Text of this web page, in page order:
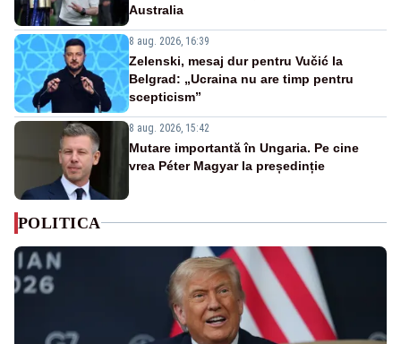
Australia
8 aug. 2026, 16:39
Zelenski, mesaj dur pentru Vučić la
Belgrad: „Ucraina nu are timp pentru
scepticism”
8 aug. 2026, 15:42
Mutare importantă în Ungaria. Pe cine
vrea Péter Magyar la președinție
POLITICA